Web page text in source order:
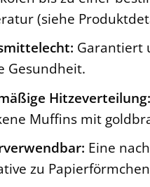
(siehe
Garantiert
Gesundheit.
Hitzeverteilung:
Muffins mit
Eine
zu